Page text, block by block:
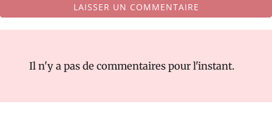
LAISSER UN COMMENTAIRE
Il n'y a pas de commentaires pour l'instant.